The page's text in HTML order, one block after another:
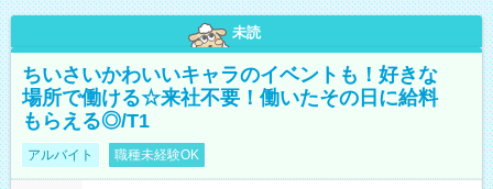
未読
ちいさいかわいいキャラのイベントも！好きな
場所で働ける☆来社不要！働いたその日に給料
もらえる◎/T1
アルバイト 職種未経験OK